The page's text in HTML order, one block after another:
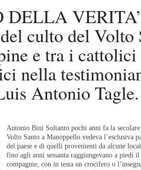
DELLA
culto del Volto
e tra i
nella
Antonio Tagle.
Antonio Bini Soltanto pochi anni fa la
Volto Santo a Manoppello vedeva l’esclusiva
del paese e di quelli provenienti da alcune
fino agli anni sessanta raggiungevano a piedi
compagnie, con in testa un crocifero o